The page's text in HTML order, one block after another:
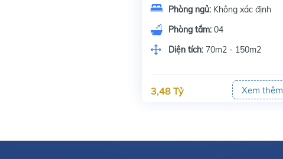
Phòng ngủ: Không xác định
Phòng tắm: 04
Diện tích: 70m2 - 150m2
3,48 Tỷ Xem thêm